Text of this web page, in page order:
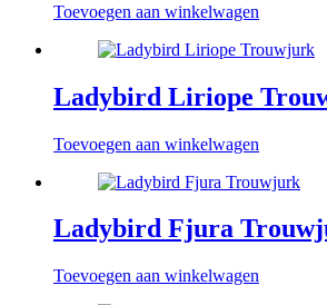
Toevoegen aan winkelwagen
Ladybird Liriope
Toevoegen aan winkelwagen
Ladybird Fjura
Toevoegen aan winkelwagen